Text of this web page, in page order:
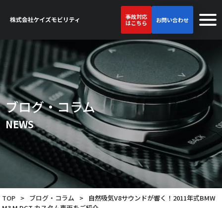
事故対応
はこちら
お問い合わせ
ブログ・コラム
NEWS
TOP > ブログ・コラム >
自然吸気V8サウンドが響く！2011年式BMW